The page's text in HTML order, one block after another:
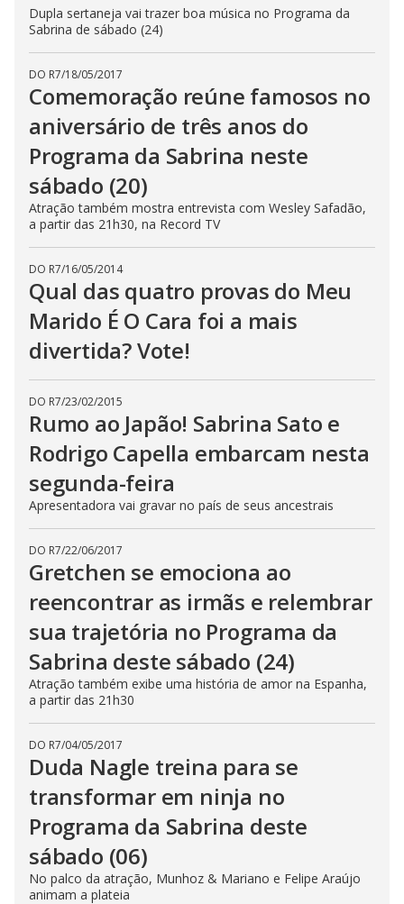
Dupla sertaneja vai trazer boa música no Programa da
Sabrina de sábado (24)
DO R7/18/05/2017
Comemoração reúne famosos no
aniversário de três anos do
Programa da Sabrina neste
sábado (20)
Atração também mostra entrevista com Wesley Safadão,
a partir das 21h30, na Record TV
DO R7/16/05/2014
Qual das quatro provas do Meu
Marido É O Cara foi a mais
divertida? Vote!
DO R7/23/02/2015
Rumo ao Japão! Sabrina Sato e
Rodrigo Capella embarcam nesta
segunda-feira
Apresentadora vai gravar no país de seus ancestrais
DO R7/22/06/2017
Gretchen se emociona ao
reencontrar as irmãs e relembrar
sua trajetória no Programa da
Sabrina deste sábado (24)
Atração também exibe uma história de amor na Espanha,
a partir das 21h30
DO R7/04/05/2017
Duda Nagle treina para se
transformar em ninja no
Programa da Sabrina deste
sábado (06)
No palco da atração, Munhoz & Mariano e Felipe Araújo
animam a plateia